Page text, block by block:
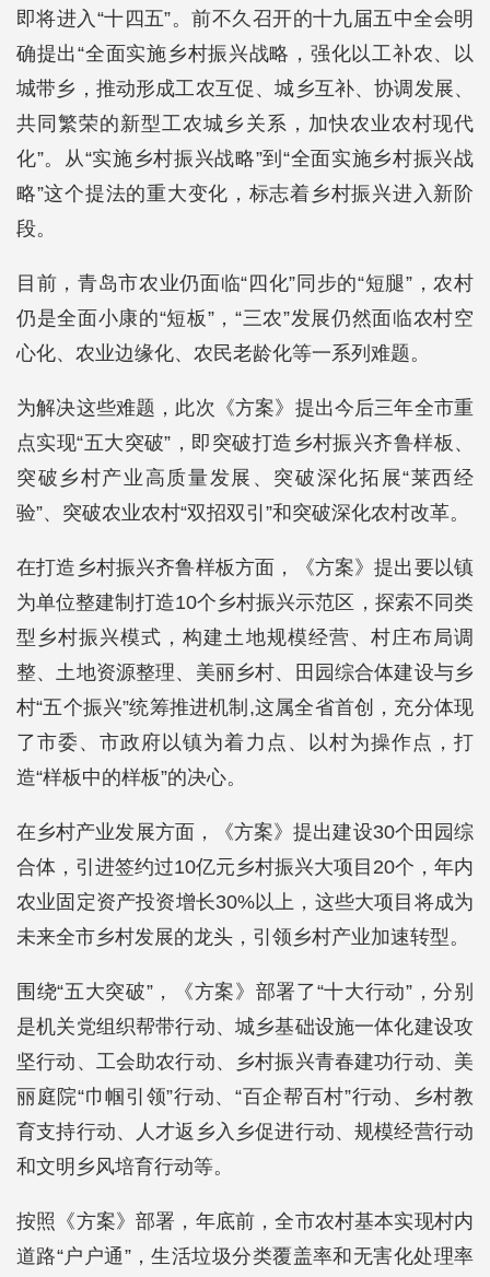
即将进入“十四五”。前不久召开的十九届五中全会明
确提出“全面实施乡村振兴战略，强化以工补农、以
城带乡，推动形成工农互促、城乡互补、协调发展、
共同繁荣的新型工农城乡关系，加快农业农村现代
化”。从“实施乡村振兴战略”到“全面实施乡村振兴战
略”这个提法的重大变化，标志着乡村振兴进入新阶
段。
目前，青岛市农业仍面临“四化”同步的“短腿”，农村
仍是全面小康的“短板”，“三农”发展仍然面临农村空
心化、农业边缘化、农民老龄化等一系列难题。
为解决这些难题，此次《方案》提出今后三年全市重
点实现“五大突破”，即突破打造乡村振兴齐鲁样板、
突破乡村产业高质量发展、突破深化拓展“莱西经
验”、突破农业农村“双招双引”和突破深化农村改革。
在打造乡村振兴齐鲁样板方面，《方案》提出要以镇
为单位整建制打造10个乡村振兴示范区，探索不同类
型乡村振兴模式，构建土地规模经营、村庄布局调
整、土地资源整理、美丽乡村、田园综合体建设与乡
村“五个振兴”统筹推进机制,这属全省首创，充分体现
了市委、市政府以镇为着力点、以村为操作点，打
造“样板中的样板”的决心。
在乡村产业发展方面，《方案》提出建设30个田园综
合体，引进签约过10亿元乡村振兴大项目20个，年内
农业固定资产投资增长30%以上，这些大项目将成为
未来全市乡村发展的龙头，引领乡村产业加速转型。
围绕“五大突破”，《方案》部署了“十大行动”，分别
是机关党组织帮带行动、城乡基础设施一体化建设攻
坚行动、工会助农行动、乡村振兴青春建功行动、美
丽庭院“巾帼引领”行动、“百企帮百村”行动、乡村教
育支持行动、人才返乡入乡促进行动、规模经营行动
和文明乡风培育行动等。
按照《方案》部署，年底前，全市农村基本实现村内
道路“户户通”，生活垃圾分类覆盖率和无害化处理率